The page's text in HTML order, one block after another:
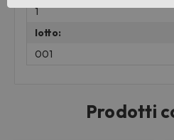
1
lotto:
001
Prodotti